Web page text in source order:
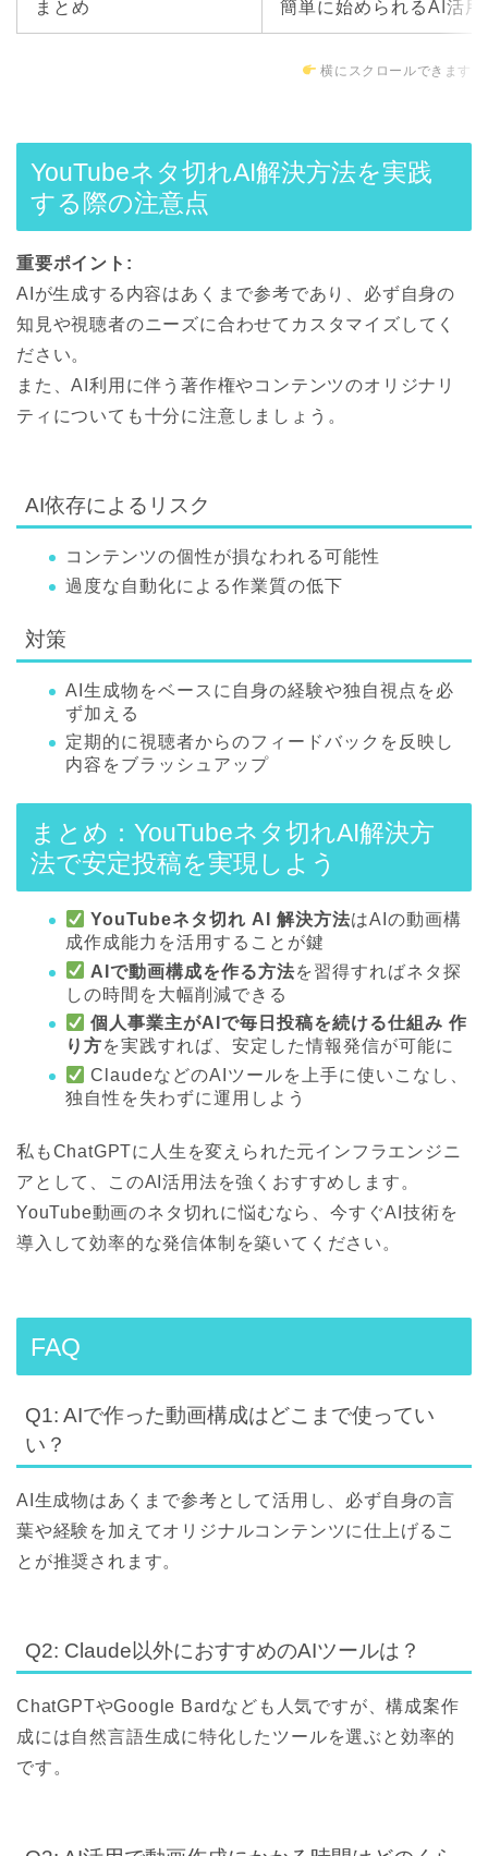
まとめ 簡単に始められるAI活
横にスクロールできます
YouTubeネタ切れAI解決方法を実践
する際の注意点
重要ポイント:
AIが生成する内容はあくまで参考であり、必ず自身の
知見や視聴者のニーズに合わせてカスタマイズしてく
ださい。
また、AI利用に伴う著作権やコンテンツのオリジナリ
ティについても十分に注意しましょう。
AI依存によるリスク
コンテンツの個性が損なわれる可能性
過度な自動化による作業質の低下
対策
AI生成物をベースに自身の経験や独自視点を必
ず加える
定期的に視聴者からのフィードバックを反映し
内容をブラッシュアップ
まとめ：YouTubeネタ切れAI解決方
法で安定投稿を実現しよう
YouTubeネタ切れ AI 解決方法はAIの動画構
成作成能力を活用することが鍵
AIで動画構成を作る方法を習得すればネタ探
しの時間を大幅削減できる
個人事業主がAIで毎日投稿を続ける仕組み 作
り方を実践すれば、安定した情報発信が可能に
ClaudeなどのAIツールを上手に使いこなし、
独自性を失わずに運用しよう
私もChatGPTに人生を変えられた元インフラエンジニ
アとして、このAI活用法を強くおすすめします。
YouTube動画のネタ切れに悩むなら、今すぐAI技術を
導入して効率的な発信体制を築いてください。
FAQ
Q1: AIで作った動画構成はどこまで使ってい
い？
AI生成物はあくまで参考として活用し、必ず自身の言
葉や経験を加えてオリジナルコンテンツに仕上げるこ
とが推奨されます。
Q2: Claude以外におすすめのAIツールは？
ChatGPTやGoogle Bardなども人気ですが、構成案作
成には自然言語生成に特化したツールを選ぶと効率的
です。